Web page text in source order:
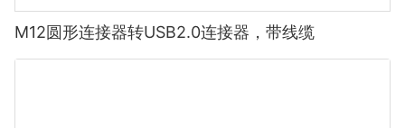
M12圆形连接器转USB2.0连接器，带线缆